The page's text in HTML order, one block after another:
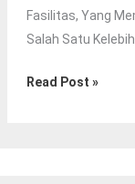
Fasilitas, Yang
Salah Satu
Readymix
Read Post »